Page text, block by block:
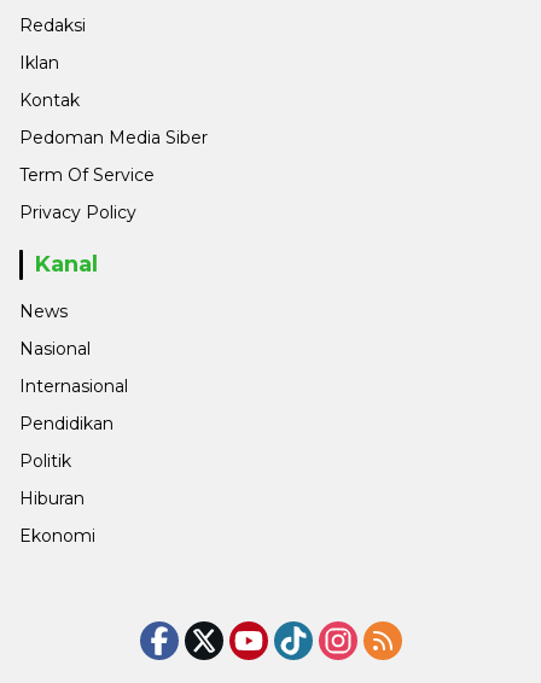
Redaksi
Iklan
Kontak
Pedoman Media Siber
Term Of Service
Privacy Policy
Kanal
News
Nasional
Internasional
Pendidikan
Politik
Hiburan
Ekonomi